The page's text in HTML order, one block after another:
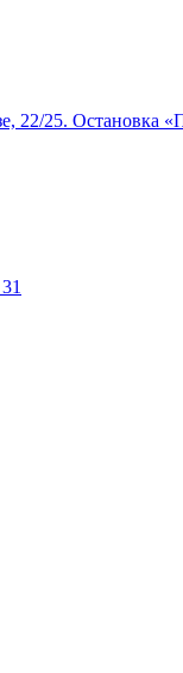
22/25. Остановка
31